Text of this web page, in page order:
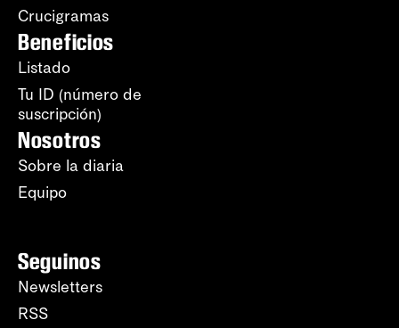
Crucigramas
Beneficios
Listado
Tu ID (número de
suscripción)
Nosotros
Sobre la diaria
Equipo
Seguinos
Newsletters
RSS